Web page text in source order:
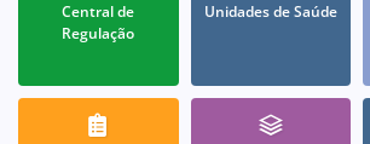
Central de
Regulação
Unidades de Saúde